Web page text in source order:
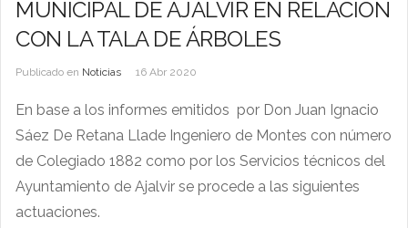
MUNICIPAL DE AJALVIR EN RELACIÓN
CON LA TALA DE ÁRBOLES
Publicado en Noticias 16 Abr 2020
En base a los informes emitidos por Don Juan Ignacio
Sáez De Retana Llade Ingeniero de Montes con número
de Colegiado 1882 como por los Servicios técnicos del
Ayuntamiento de Ajalvir se procede a las siguientes
actuaciones.